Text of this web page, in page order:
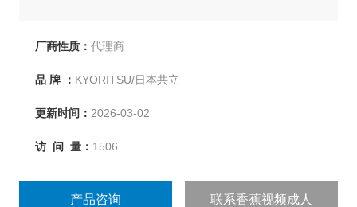
厂商性质： 代理商
品 牌 ： KYORITSU/日本共立
更新时间： 2026-03-02
访 问 量： 1506
产品咨询 联系香蕉视频成人